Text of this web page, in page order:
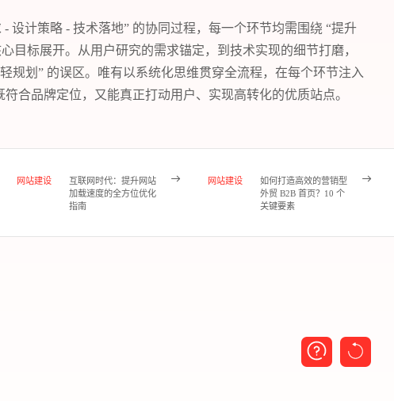
设计策略 - 技术落地” 的协同过程，每一个环节均需围绕 “提升
目标展开。从用户研究的需求锚定，到技术实现的细节打磨，
规划” 的误区。唯有以系统化思维贯穿全流程，在每个环节注入
合品牌定位，又能真正打动用户、实现高转化的优质站点。
网站建设
互联网时代：提升网站
加载速度的全方位优化
指南
网站建设
如何打造高效的营销型
外贸 B2B 首页？10 个
关键要素